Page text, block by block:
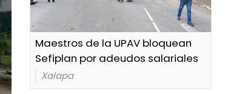
Maestros de la UPAV bloquean
Sefiplan por adeudos salariales
Xalapa